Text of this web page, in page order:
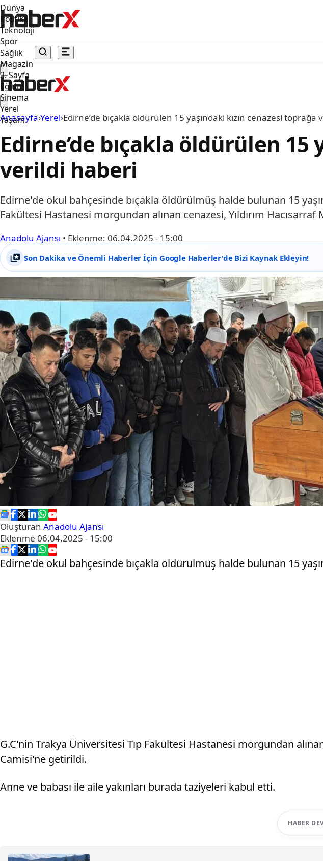
Dünya
Politika
Teknoloji
Spor
Sağlık
Magazin
3. Sayfa
Eğitim
Sinema
Yerel
Yaşam
Anasayfa›Yerel›Edirne’de bıçakla öldürülen 15 yaşındaki kızın cenazesi toprağa
Edirne’de bıçakla öldürülen 15
verildi haberi
Edirne'de okul bahçesinde bıçakla öldürülmüş halde bulunan 15
Fakültesi Hastanesi morgundan alınan cenazesi, Yıldırım Hacısarraf
Anadolu Ajansı • Eklenme: 06.04.2025 - 15:00
Son Dakika ve Önemli Haberler İçin Google Haberler'de Bizi Kaynak Ekleyin!
Oluşturan Anadolu Ajansı
Eklenme 06.04.2025 - 15:00
Edirne'de okul bahçesinde bıçakla öldürülmüş halde bulunan 15
G.C'nin Trakya Üniversitesi Tıp Fakültesi Hastanesi morgundan
Camisi'ne getirildi.
Anne ve babası ile aile yakınları burada taziyeleri kabul etti.
HABER